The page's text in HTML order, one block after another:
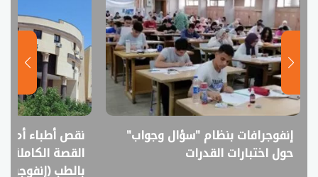
إنفوجرافات بنظام "سؤال وجواب"
حول اختبارات القدرات
نقص أطباء أم
القصة الكاملة
بالطب